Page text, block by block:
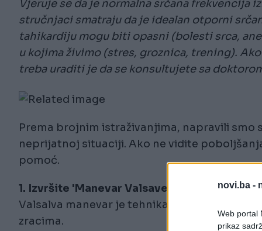
novi.ba -
Web portal
prikaz
Vjeruje se da je normalna srčana frekvencija
stručnjaci smatraju da je idealan otporni
tahikardiju mogu biti opasni (bolesti srca,
u kojima živimo (stres, groznica, trening).
treba uraditi je da se konsultujete sa
Prema brojnim istraživanjima, napravili
neprijatnoj situaciji. Ako ne vidite
pomoć.
1. Izvršite 'Manevar Valsave'
Valsalva manevar je tehnika disanja koja
zracima.